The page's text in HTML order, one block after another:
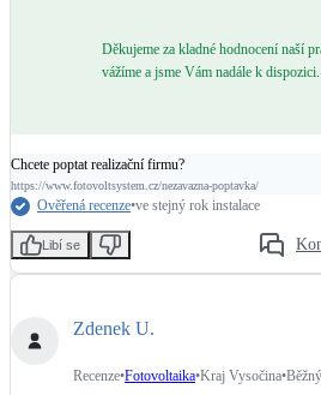
Děkujeme za kladné hodnocení naší
vážíme a jsme Vám nadále k dispozici.
Chcete poptat realizační firmu?
https://www.fotovoltsystem.cz/nezavazna-poptavka/
Ověřená recenze•ve stejný rok instalace
Libí se
Zdenek U.
Recenze•Fotovoltaika•Kraj Vysočina•